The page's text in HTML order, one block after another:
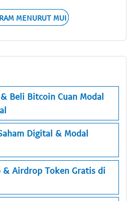
MENURUT MUI
Beli Bitcoin Cuan Modal
Digital & Modal
& Airdrop Token Gratis di